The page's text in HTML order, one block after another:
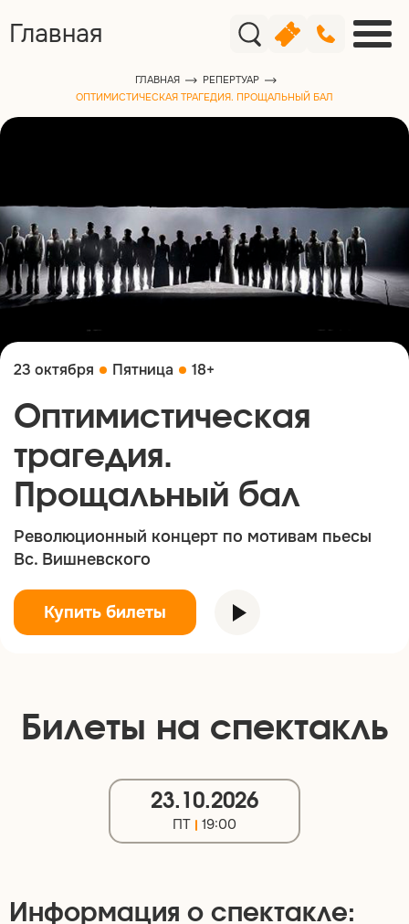
Главная
ГЛАВНАЯ
РЕПЕРТУАР
ОПТИМИСТИЧЕСКАЯ ТРАГЕДИЯ. ПРОЩАЛЬНЫЙ БАЛ
23 октября Пятница 18+
Оптимистическая
трагедия.
Прощальный бал
Революционный концерт по мотивам пьесы
Вс. Вишневского
Купить билеты
Билеты на спектакль
23.10.2026
ПТ 19:00
Информация о спектакле: